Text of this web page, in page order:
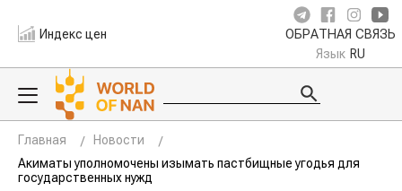
Индекс цен ОБРАТНАЯ СВЯЗЬ
Язык RU
Главная
Новости
Акиматы уполномочены изымать пастбищные угодья для
государственных нужд